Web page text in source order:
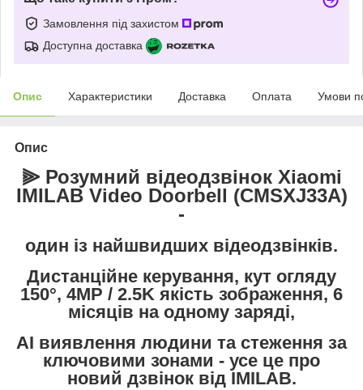
Замовлення під захистом
Доступна доставка
Опис Характеристики Доставка Оплата Умови
Опис
⫸ Розумний відеодзвінок Xiaomi
IMILAB Video Doorbell (CMSXJ33A)
-
один із найшвидших відеодзвінків.
Дистанційне керування, кут огляду
150°, 4MP / 2.5K якість зображення, 6
місяців на одному заряді,
AI виявлення людини та стеження за
ключовими зонами - усе це про
новий дзвінок від IMILAB.